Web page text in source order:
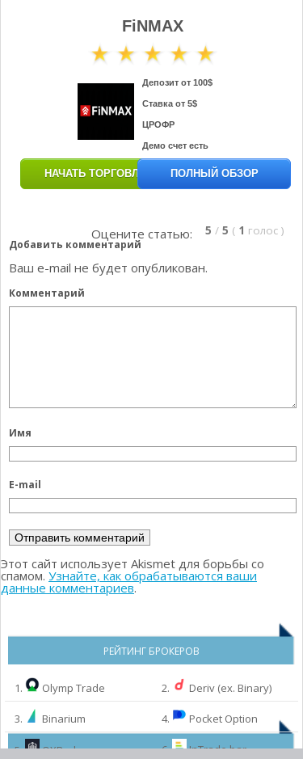
FiNMAX
Депозит от 100$
Ставка от 5$
ЦРОФР
Демо счет есть
НАЧАТЬ ТОРГОВЛЮ ПОЛНЫЙ ОБЗОР
Оцените статью: 5 / 5 ( 1 голос )
Добавить комментарий
Ваш e-mail не будет опубликован.
Комментарий
Имя
E-mail
Этот сайт использует Akismet для борьбы со
спамом. Узнайте, как обрабатываются ваши
данные комментариев.
РЕЙТИНГ БРОКЕРОВ
1. Olymp Trade 2. Deriv (ex. Binary)
3. Binarium 4. Pocket Option
5. QXBroker 6. InTrade.bar